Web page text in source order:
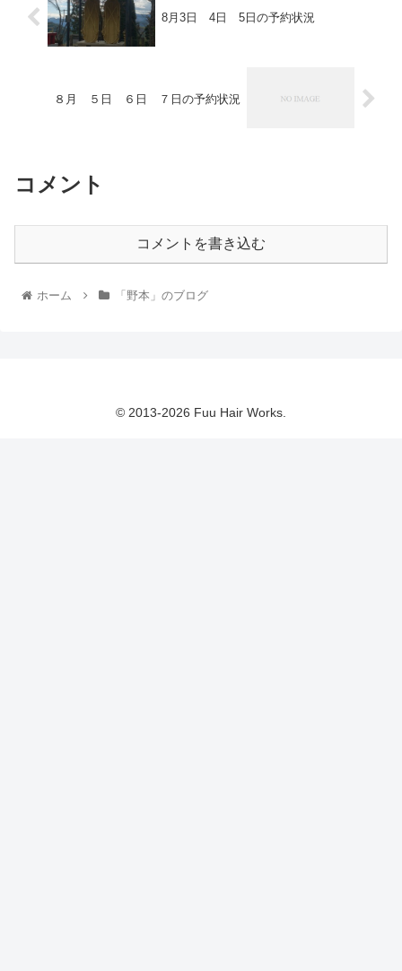
8月3日 4日 5日の予約状況
８月 ５日 ６日 ７日の予約状況
コメント
コメントを書き込む
ホーム 「野本」のブログ
© 2013-2026 Fuu Hair Works.